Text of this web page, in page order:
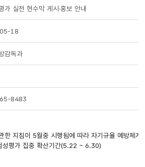
가 실천 현수막 게시·홍보 안내
18
감독과
8483
한 지침이 5월중 시행됨에 따라 자기규율 예방체
성평가 집중 확산기간(5.22 ~ 6.30)